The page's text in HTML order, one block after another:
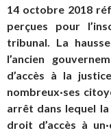
14 octobre 2018
perçues pour
tribunal. La
l’ancien
d’accès à la
nombreux·ses
arrêt dans lequel
droit d’accès à